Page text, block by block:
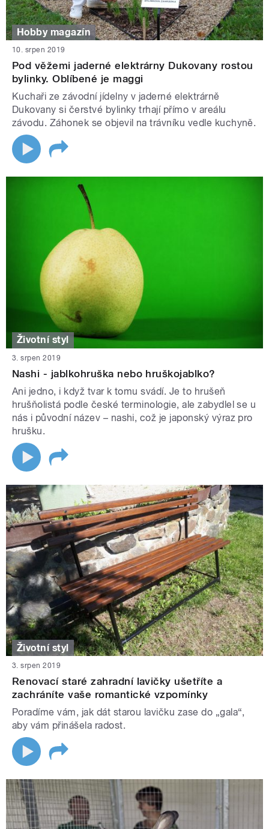
Hobby magazín
10. srpen 2019
Pod věžemi jaderné elektrárny Dukovany rostou
bylinky. Oblíbené je maggi
Kuchaři ze závodní jídelny v jaderné elektrárně
Dukovany si čerstvé bylinky trhají přímo v areálu
závodu. Záhonek se objevil na trávníku vedle kuchyně.
Životní styl
3. srpen 2019
Nashi - jablkohruška nebo hruškojablko?
Ani jedno, i když tvar k tomu svádí. Je to hrušeň
hrušňolistá podle české terminologie, ale zabydlel se u
nás i původní název – nashi, což je japonský výraz pro
hrušku.
Životní styl
3. srpen 2019
Renovací staré zahradní lavičky ušetříte a
zachráníte vaše romantické vzpomínky
Poradíme vám, jak dát starou lavičku zase do „gala“,
aby vám přinášela radost.